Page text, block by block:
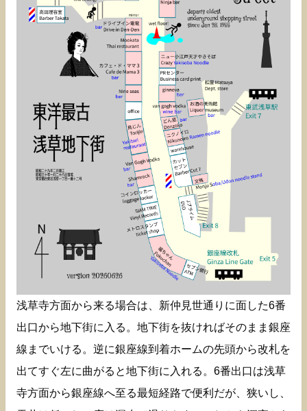
浅草寺方面から来る場合は、新仲見世通りに面した6番
出口から地下街に入る。地下街を抜ければそのまま銀座
線までいける。逆に銀座線到着ホームの先頭から改札を
出てすぐ左に曲がると地下街に入れる。6番出口は浅草
寺方面から銀座線へ至る最短経路で便利だが、狭いし、